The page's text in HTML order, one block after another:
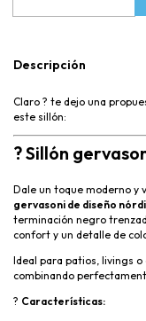
Descripción
Claro ? te dejo una
este sillón:
? Sillón
Dale un toque moderno y
gervasoni de diseño
terminación negro
confort y un detalle de
Ideal para patios, livings o
combinando
? Características: